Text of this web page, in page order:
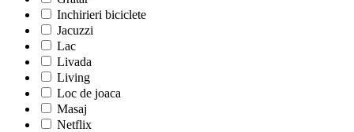
Inchirieri biciclete
Jacuzzi
Lac
Livada
Living
Loc de joaca
Masaj
Netflix